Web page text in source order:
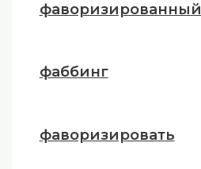
фаворизированный
фаббинг
фаворизировать